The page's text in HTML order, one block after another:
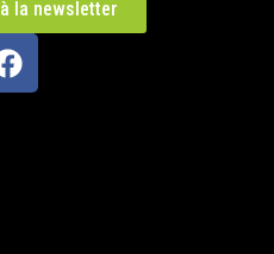
la newsletter